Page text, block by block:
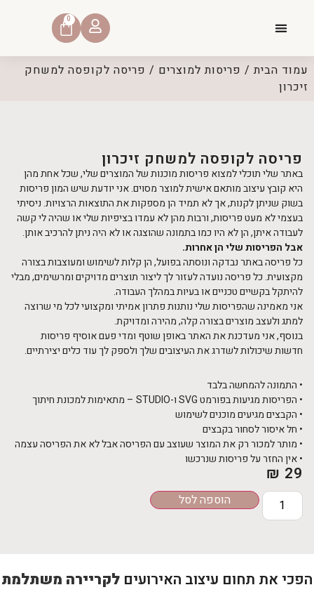
0
עמוד הבית/ פריסות למוצרים / פריסה לקופסה למשחק
זיכרון
פריסה לקופסה למשחק זיכרון
באתר שלי תוכלי למצוא פריסות מוכנות של המוצרים שלי, שכל אחת מהן
היא קובץ עיצוב מותאם אישית למוצר מסוים. אני יודעת שיש המון פריסות
בשוק שניתן לקנות, אך לא תמיד הן מספקות את התוצאות הרצויות. ניסיתי
בעצמי לא מעט פריסות, ורבות מהן לא עמדו בציפיות שלי או שהיה לי קשה
לעבודה איתן, הן לא היו כמו בתמונה שהוצגה או לא היה ניתן להרכיב אותן.
אבל הפריסות שלי הן אחרות.
כל פריסה באתר נבדקה ונוסתה בפועל, הן קלות לשימוש ומעוצבות בצורה
מקצועית. כל פריסה נועדה לעזור לך ליצור תוצרים מדויקים ומרשימים, מבלי
להיתקל בקשיים טכניים או בעיות במהלך העבודה.
אני מאמינה שהפריסות שלי נותנות פתרון אמיתי ומקצועי לכל מי שרוצה
למתג ולעצב מוצרים בצורה קלה, מהירה ומדויקת.
בנוסף, אני מעדכנת את האתר באופן שוטף ומדי פעם אוסיף פריסות
חדשות שיכולות לשדרג את העיצובים שלך ולספק לך עוד כלים יצירתיים.
• התמונה להמחשה בלבד
• הפריסות מגיעות בפורמט SVG ו-STUDIO – מתאימות למכונת חיתוך
• הקבצים מגיעים מוכנים לשימוש
• חל איסור לסחור בקבצים
• מותר למכור רק את המוצר שעוצב עם הפריסה אבל לא את הפריסה עצמה
• אין החזר על פריסות שנרכשו
₪ 29
הוספה לסל
הפכי את תחום עיצוב האירועים לקריירה משתלמת